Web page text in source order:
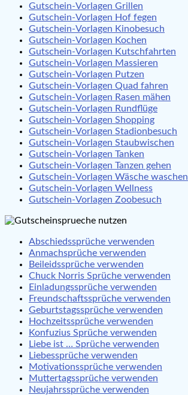
Gutschein-Vorlagen Grillen
Gutschein-Vorlagen Hof fegen
Gutschein-Vorlagen Kinobesuch
Gutschein-Vorlagen Kochen
Gutschein-Vorlagen Kutschfahrten
Gutschein-Vorlagen Massieren
Gutschein-Vorlagen Putzen
Gutschein-Vorlagen Quad fahren
Gutschein-Vorlagen Rasen mähen
Gutschein-Vorlagen Rundflüge
Gutschein-Vorlagen Shopping
Gutschein-Vorlagen Stadionbesuch
Gutschein-Vorlagen Staubwischen
Gutschein-Vorlagen Tanken
Gutschein-Vorlagen Tanzen gehen
Gutschein-Vorlagen Wäsche waschen
Gutschein-Vorlagen Wellness
Gutschein-Vorlagen Zoobesuch
Abschiedssprüche verwenden
Anmachsprüche verwenden
Beileidssprüche verwenden
Chuck Norris Sprüche verwenden
Einladungssprüche verwenden
Freundschaftssprüche verwenden
Geburtstagssprüche verwenden
Hochzeitssprüche verwenden
Konfuzius Sprüche verwenden
Liebe ist … Sprüche verwenden
Liebessprüche verwenden
Motivationssprüche verwenden
Muttertagssprüche verwenden
Neujahrssprüche verwenden